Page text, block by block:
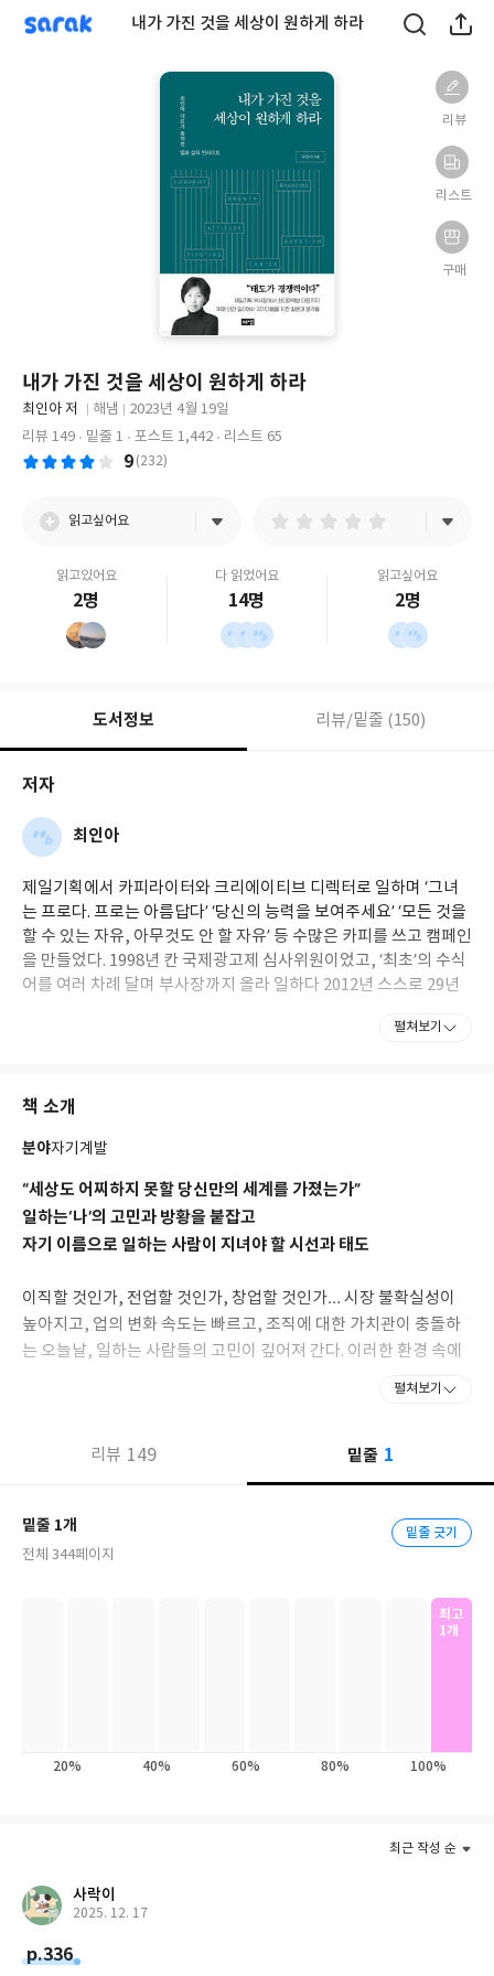
sarak 내가 가진 것을 세상이 원하게 하라
리뷰
리스트
구매
내가 가진 것을 세상이 원하게 하라
글
쓴
최인아 저
출
판
사
해냄
판
일
2023년 4월 19일
리뷰 149
밑줄 1 포스트 1,442 리스트 65
9 (232)
읽고싶어요
읽고있어요
2명
다 읽었어요
14명
읽고싶어요
2명
도서정보 리뷰/밑줄 (150)
저자
최인아
제일기획에서 카피라이터와 크리에이티브 디렉터로 일하며 ‘그녀
는 프로다. 프로는 아름답다’ ‘당신의 능력을 보여주세요’ ‘모든 것을
할 수 있는 자유, 아무것도 안 할 자유’ 등 수많은 카피를 쓰고 캠페인
을 만들었다. 1998년 칸 국제광고제 심사위원이었고, ‘최초’의 수식
어를 여러 차례 달며 부사장까지 올라 일하다 2012년 스스로 29년
책방’을 열었다. 현재 북토크, 강연, 클래식 공연, 마음 상담 등 다채
각의 숲’을 만들어나가고 있다.
언젠가, 당신에게 일은 무엇이냐고 묻는 설문에 ‘좋아하는 것’이라
고 썼을 만큼 일을 좋아하며 인생에서 중요한 것으로 여긴다. 자신의
생각을 들여 새로운 것을 만들고 그것이 세상에 통할 때 기쁘다. 먼
고 있다. 저서로『프로의 남녀는 차별되지 않는다』가 있다.
펼쳐보기
책 소개
분야자기계발
“세상도 어찌하지 못할 당신만의 세계를 가졌는가”
일하는‘나’의 고민과 방황을 붙잡고
자기 이름으로 일하는 사람이 지녀야 할 시선과 태도
이직할 것인가, 전업할 것인가, 창업할 것인가… 시장 불확실성이
높아지고, 업의 변화 속도는 빠르고, 조직에 대한 가치관이 충돌하
는 오늘날, 일하는 사람들의 고민이 깊어져 간다. 이러한 환경 속에
휩쓸리지 않고 자신이 좋아하는 일을 자신이 좋아하는 방식으로 잘
30여 년간 크리에이티브의 최전선인 광고업계에서 자기만의 색깔
로 인정받고 성과를 냈던 최인아 전 제일기획 부사장. 첫 일터에서
금까지 관심의 촉수는 늘 이 질문에 닿아 있었다. 오랜 시간 현역으
로 일하며 자신을 파워 브랜드로 성장시켜올 수 있었던 그만의 관점
펼쳐보기
리뷰 149 밑줄 1
밑줄 1개
전체 344페이지
밑줄 긋기
최고
1개
20% 40% 60% 80% 100%
최근 작성 순
사락이
2025. 12. 17
p.336